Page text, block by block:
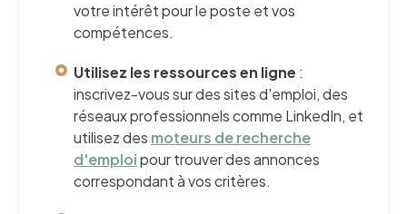
votre intérêt pour le poste et vos
compétences.
Utilisez les ressources en ligne :
inscrivez-vous sur des sites d'emploi, des
réseaux professionnels comme LinkedIn, et
utilisez des moteurs de recherche
d'emploipour trouver des annonces
correspondant à vos critères.